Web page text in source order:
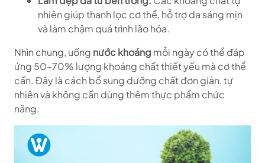
nhiên giúp thanh lọc cơ thể, hỗ trợ da sáng mịn
và làm chậm quá trình lão hóa.
Nhìn chung, uống nước khoáng mỗi ngày có thể đáp
ứng 50–70% lượng khoáng chất thiết yếu mà cơ thể
cần. Đây là cách bổ sung dưỡng chất đơn giản, tự
nhiên và không cần dùng thêm thực phẩm chức
năng.